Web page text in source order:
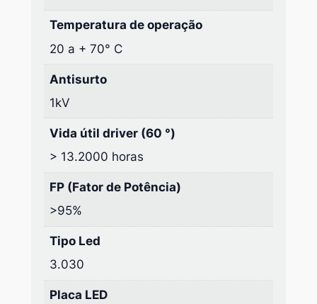
Temperatura de operação
20 a + 70° C
Antisurto
1kV
Vida útil driver (60 °)
> 13.2000 horas
FP (Fator de Potência)
>95%
Tipo Led
3.030
Placa LED